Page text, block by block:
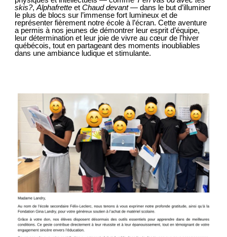
skis?,Alphafrette etChaud devant— dans le but d’illuminer
le plus de blocs sur l’immense fort lumineux et de
représenter fièrement notre école à l’écran. Cette aventure
a permis à nos jeunes de démontrer leur esprit d’équipe,
leur détermination et leur joie de vivre au cœur de l’hiver
québécois, tout en partageant des moments inoubliables
dans une ambiance ludique et stimulante.